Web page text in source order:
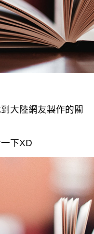
大陸網友製作的關
下XD